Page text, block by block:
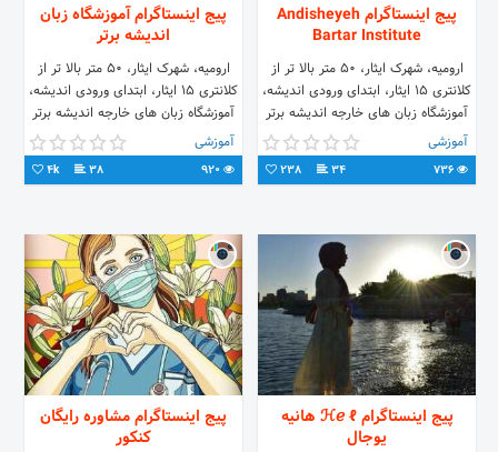
پیج اینستاگرام Andisheyeh
Bartar Institute
ارومیه، شهرک ایثار، 50 متر بالا تر از
کلانتری 15 ایثار، ابتدای ورودی اندیشه،
آموزشگاه زبان های خارجه اندیشه برتر
09149460244 04433460249آموزشی
34
238
پیج اینستاگرام آموزشگاه زبان
اندیشه برتر
ارومیه، شهرک ایثار، 50 متر بالا تر از
کلانتری 15 ایثار، ابتدای ورودی اندیشه،
آموزشگاه زبان های خارجه اندیشه برتر
09149460244 044- 33460249
آموزشی
38
4k
پیج اینستاگرام ℋℯ ℓ هانیه
یوجال
پیج اینستاگرام مشاوره رایگان
کنکور